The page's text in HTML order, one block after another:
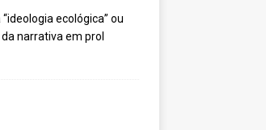
ecológica” ou
narrativa em prol